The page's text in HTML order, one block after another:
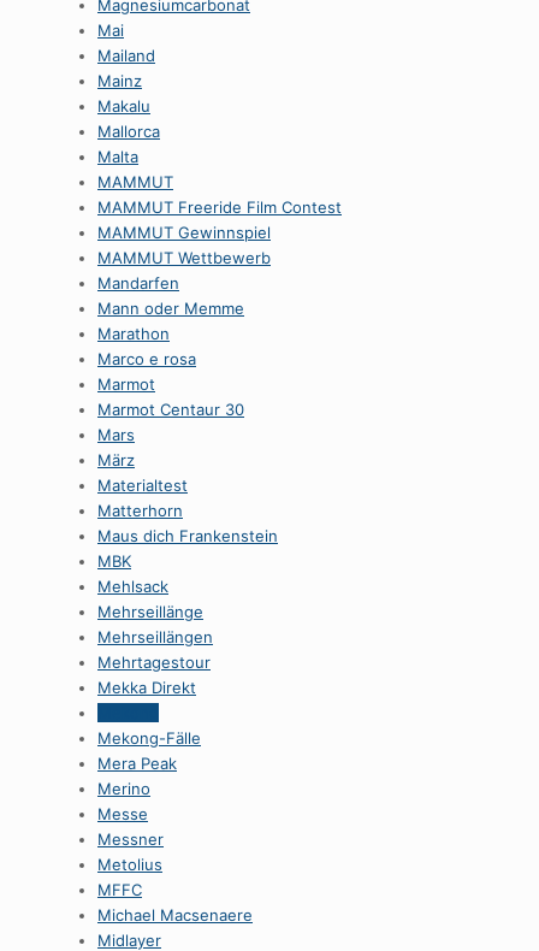
Magnesiumcarbonat
Mai
Mailand
Mainz
Makalu
Mallorca
Malta
MAMMUT
MAMMUT Freeride Film Contest
MAMMUT Gewinnspiel
MAMMUT Wettbewerb
Mandarfen
Mann oder Memme
Marathon
Marco e rosa
Marmot
Marmot Centaur 30
Mars
März
Materialtest
Matterhorn
Maus dich Frankenstein
MBK
Mehlsack
Mehrseillänge
Mehrseillängen
Mehrtagestour
Mekka Direkt
Mekong-Fälle
Mera Peak
Merino
Messe
Messner
Metolius
MFFC
Michael Macsenaere
Midlayer